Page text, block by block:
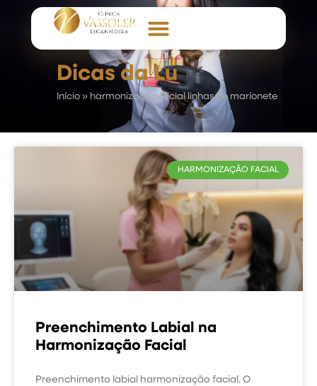
Dicas da Lu
Início » harmonização facial linhas de marionete
HARMONIZAÇÃO FACIAL
Preenchimento Labial na
Harmonização Facial
Preenchimento labial harmonização facial. O